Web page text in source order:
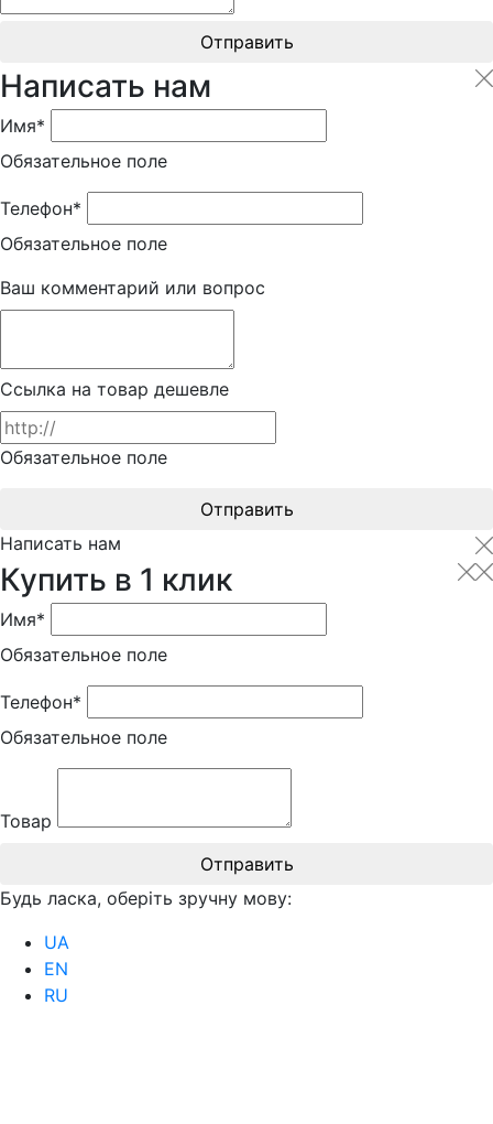
Отправить
Написать нам
Имя*
Обязательное поле
Телефон*
Обязательное поле
Ваш комментарий или вопрос
Ссылка на товар дешевле
Обязательное поле
Отправить
Написать нам
Купить в 1 клик
Имя*
Обязательное поле
Телефон*
Обязательное поле
Товар
Отправить
Будь ласка, оберіть зручну мову:
UA
EN
RU